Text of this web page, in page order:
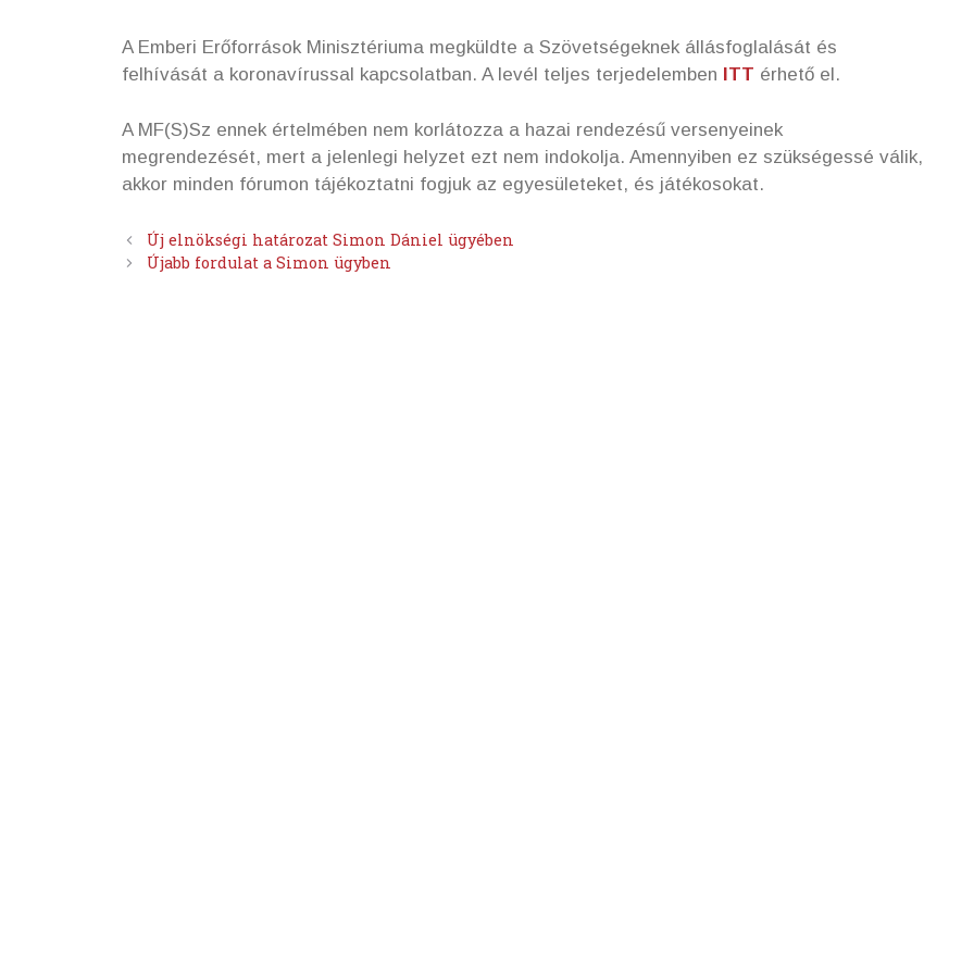
A Emberi Erőforrások Minisztériuma megküldte a Szövetségeknek állásfoglalását és
felhívását a koronavírussal kapcsolatban. A levél teljes terjedelemben ITT érhető el.
A MF(S)Sz ennek értelmében nem korlátozza a hazai rendezésű versenyeinek
megrendezését, mert a jelenlegi helyzet ezt nem indokolja. Amennyiben ez szükségessé válik,
akkor minden fórumon tájékoztatni fogjuk az egyesületeket, és játékosokat.
Új elnökségi határozat Simon Dániel ügyében
Újabb fordulat a Simon ügyben